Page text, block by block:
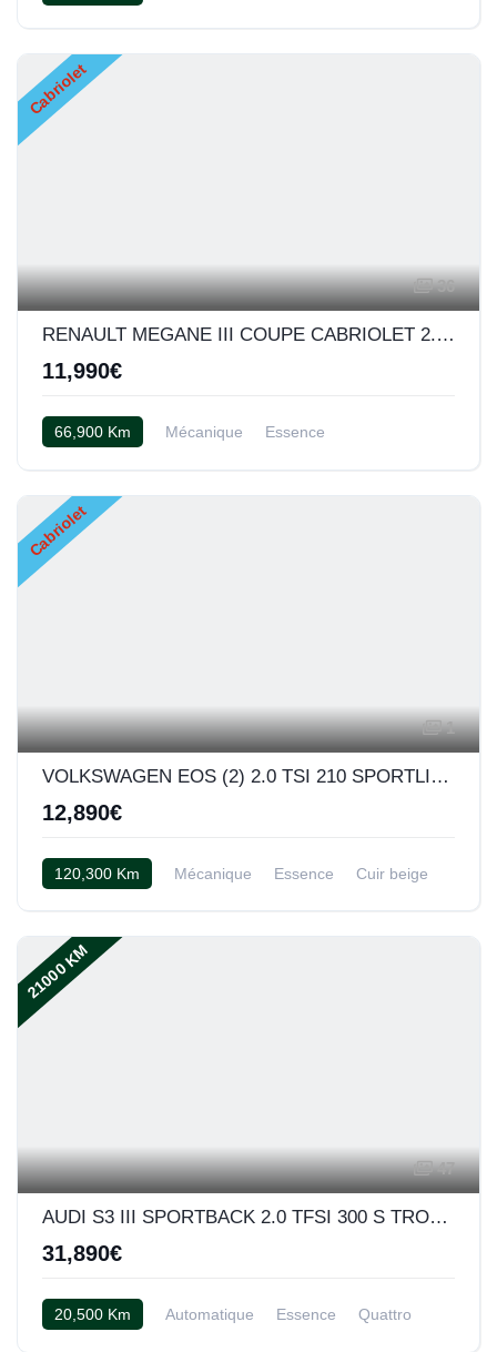
Cabriolet
36
RENAULT MEGANE III COUPE CABRIOLET 2.0 TCE 180
11,990€
66,900 Km Mécanique
Essence
Cabriolet
1
VOLKSWAGEN EOS (2) 2.0 TSI 210 SPORTLINE BVM
12,890€
120,300 Km Mécanique Essence Cuir beige
21000 KM
47
AUDI S3 III SPORTBACK 2.0 TFSI 300 S TRONIC
31,890€
20,500 Km Automatique Essence
Quattro